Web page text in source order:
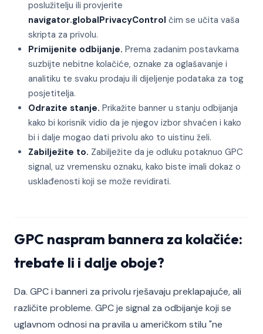
poslužitelju ili provjerite
navigator.globalPrivacyControl čim se učita vaša
skripta za privolu.
Primijenite odbijanje. Prema zadanim postavkama
suzbijte nebitne kolačiće, oznake za oglašavanje i
analitiku te svaku prodaju ili dijeljenje podataka za tog
posjetitelja.
Odrazite stanje. Prikažite banner u stanju odbijanja
kako bi korisnik vidio da je njegov izbor shvaćen i kako
bi i dalje mogao dati privolu ako to uistinu želi.
Zabilježite to. Zabilježite da je odluku potaknuo GPC
signal, uz vremensku oznaku, kako biste imali dokaz o
usklađenosti koji se može revidirati.
GPC naspram bannera za kolačiće:
trebate li i dalje oboje?
Da. GPC i banneri za privolu rješavaju preklapajuće, ali
različite probleme. GPC je signal za odbijanje koji se
uglavnom odnosi na pravila u američkom stilu "ne